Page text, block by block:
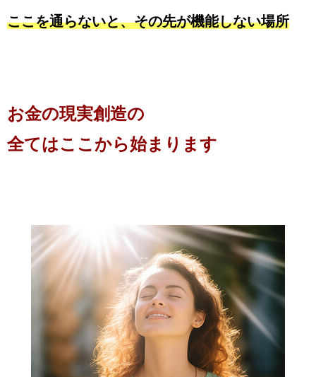
ここを通らないと、その先が機能しない場所
お金の現実創造の
全てはここから始まります